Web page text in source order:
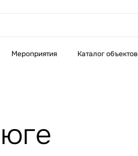
Мероприятия Каталог объектов
звонок